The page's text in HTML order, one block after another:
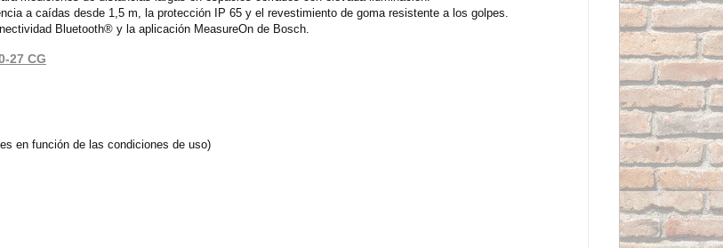
a caídas desde 1,5 m, la protección IP 65 y el revestimiento de goma resistente a los golpes.
Bluetooth® y la aplicación MeasureOn de Bosch.
27 CG
en función de las condiciones de uso)